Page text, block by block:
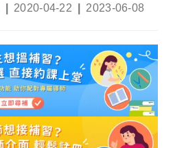
Post
2020-04-22
Post
2023-06-08